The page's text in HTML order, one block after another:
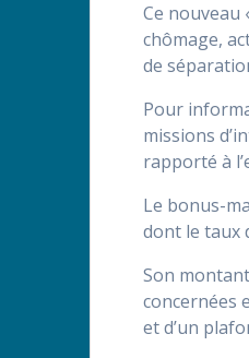
Ce nouveau
chômage,
de
Pour
missions
rapporté à
Le bonus-
dont le taux
Son
concernées
et d’un